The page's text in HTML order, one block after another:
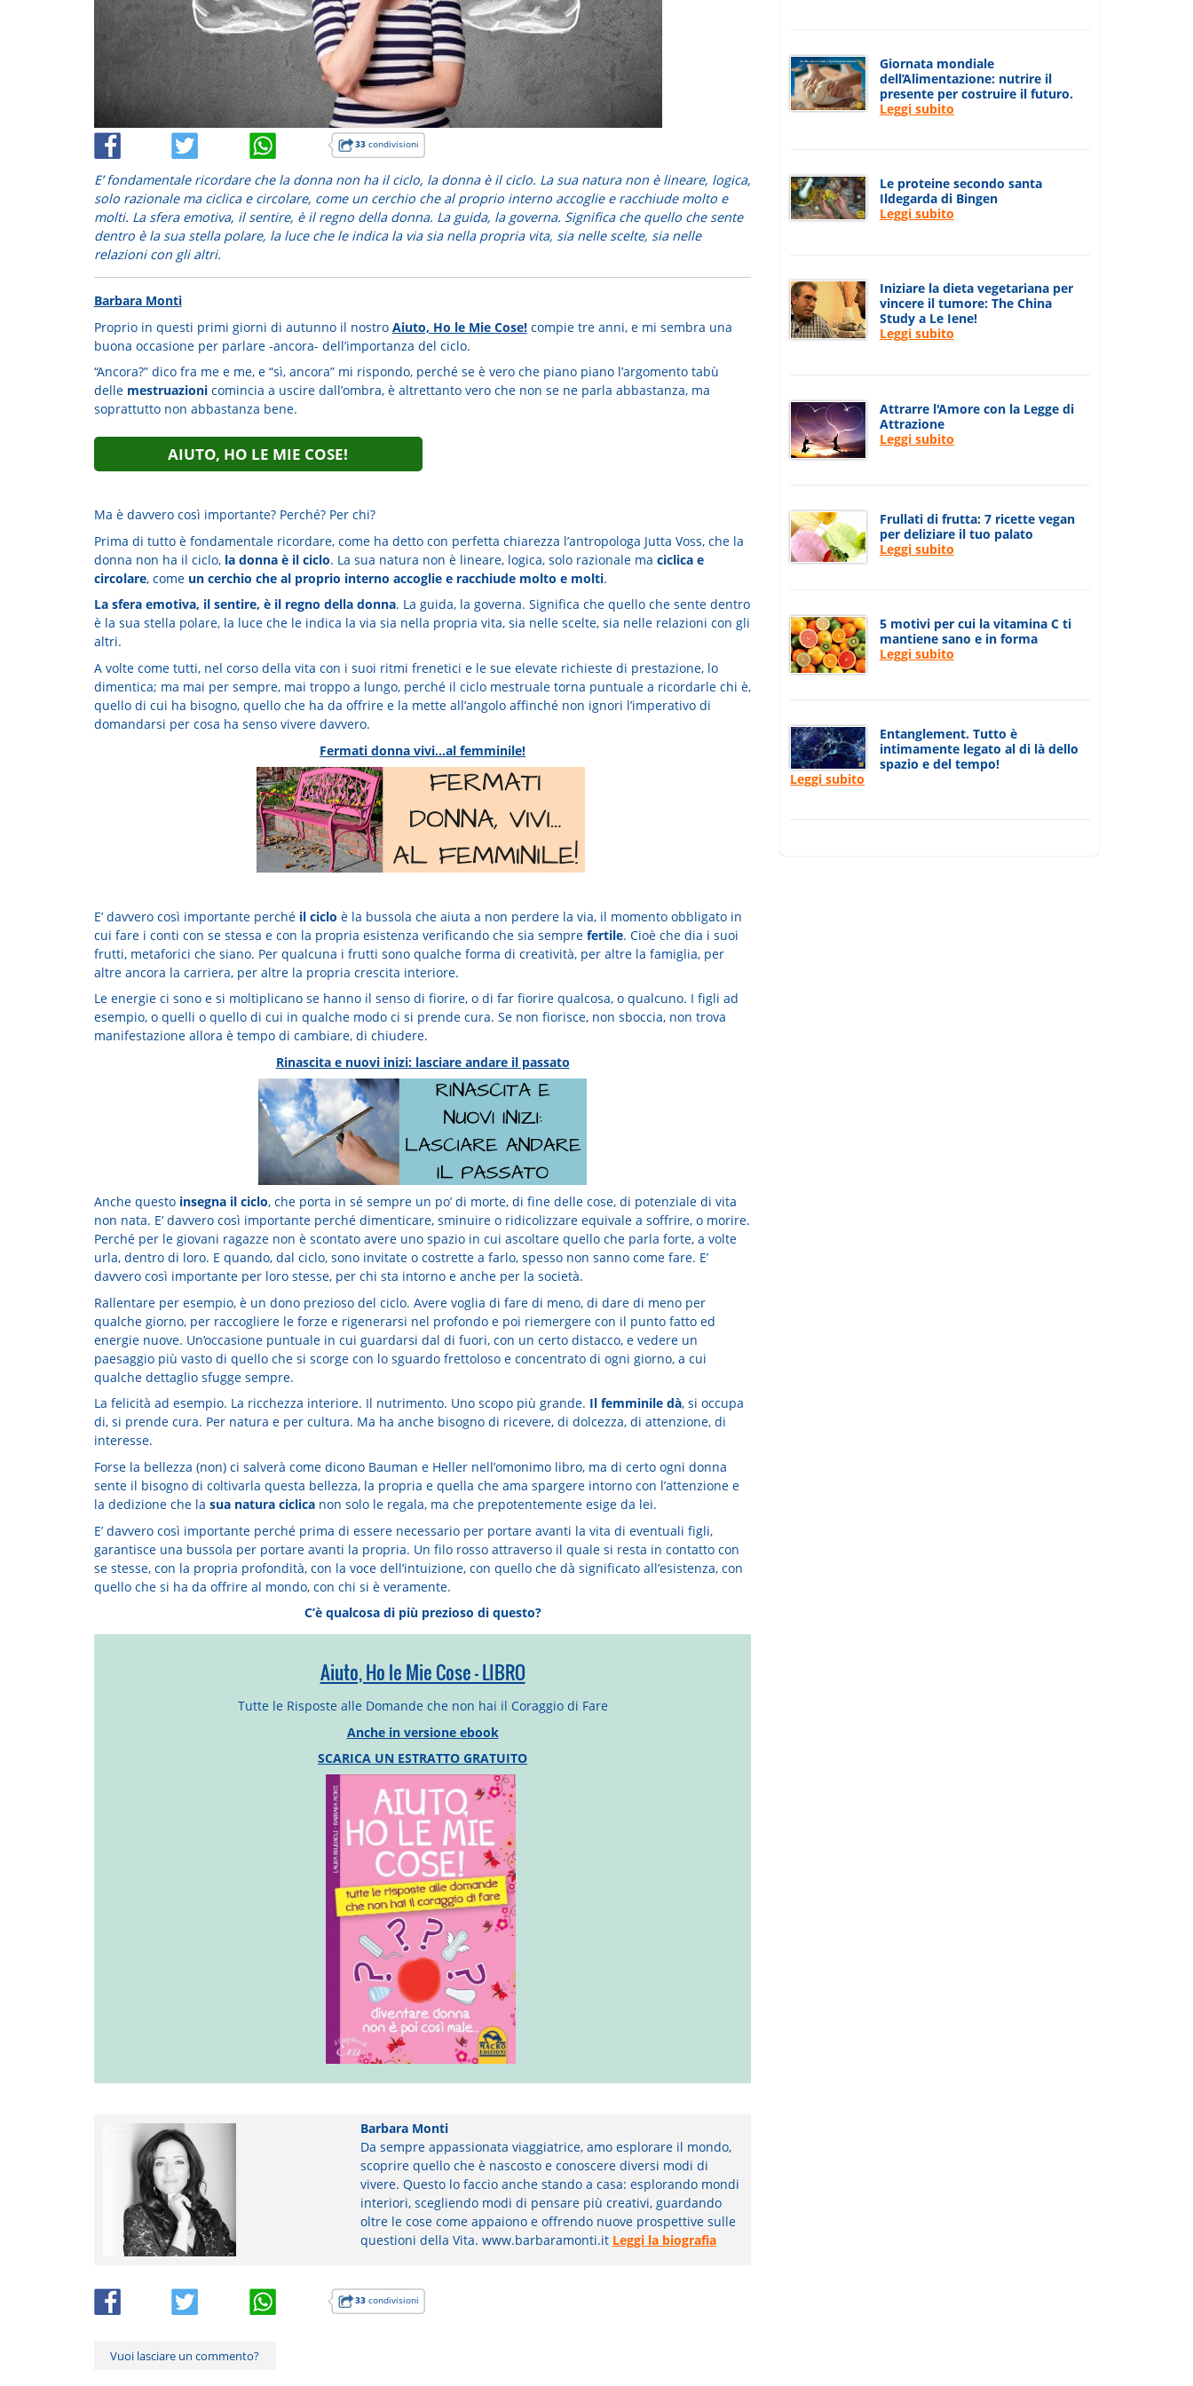
33condivisioni
E’ fondamentale ricordare che la donna non ha il ciclo, la donna è il ciclo. La sua natura non è lineare, logica,
solo razionale ma ciclica e circolare, come un cerchio che al proprio interno accoglie e racchiude molto e
molti. La sfera emotiva, il sentire, è il regno della donna. La guida, la governa. Significa che quello che sente
dentro è la sua stella polare, la luce che le indica la via sia nella propria vita, sia nelle scelte, sia nelle
relazioni con gli altri.
Barbara Monti
Proprio in questi primi giorni di autunno il nostro Aiuto, Ho le Mie Cose!compie tre anni, e mi sembra una
buona occasione per parlare -ancora- dell’importanza del ciclo.
“Ancora?” dico fra me e me, e “sì, ancora” mi rispondo, perché se è vero che piano piano l’argomento tabù
delle mestruazionicomincia a uscire dall’ombra, è altrettanto vero che non se ne parla abbastanza, ma
soprattutto non abbastanza bene.
AIUTO, HO LE MIE COSE!
Ma è davvero così importante? Perché? Per chi?
Prima di tutto è fondamentale ricordare, come ha detto con perfetta chiarezza l’antropologa Jutta Voss, che la
donna non ha il ciclo, la donna è il ciclo. La sua natura non è lineare, logica, solo razionale ma ciclica e
circolare, come un cerchio che al proprio interno accoglie e racchiude molto e molti.
La sfera emotiva, il sentire, è il regno della donna. La guida, la governa. Significa che quello che sente dentro
è la sua stella polare, la luce che le indica la via sia nella propria vita, sia nelle scelte, sia nelle relazioni con gli
altri.
A volte come tutti, nel corso della vita con i suoi ritmi frenetici e le sue elevate richieste di prestazione, lo
dimentica; ma mai per sempre, mai troppo a lungo, perché il ciclo mestruale torna puntuale a ricordarle chi è,
quello di cui ha bisogno, quello che ha da offrire e la mette all’angolo affinché non ignori l’imperativo di
domandarsi per cosa ha senso vivere davvero.
Fermati donna vivi...al femminile!
E’ davvero così importante perché il ciclo è la bussola che aiuta a non perdere la via, il momento obbligato in
cui fare i conti con se stessa e con la propria esistenza verificando che sia sempre fertile. Cioè che dia i suoi
frutti, metaforici che siano. Per qualcuna i frutti sono qualche forma di creatività, per altre la famiglia, per
altre ancora la carriera, per altre la propria crescita interiore.
Le energie ci sono e si moltiplicano se hanno il senso di fiorire, o di far fiorire qualcosa, o qualcuno. I figli ad
esempio, o quelli o quello di cui in qualche modo ci si prende cura. Se non fiorisce, non sboccia, non trova
manifestazione allora è tempo di cambiare, di chiudere.
Rinascita e nuovi inizi: lasciare andare il passato
Anche questo insegna il ciclo, che porta in sé sempre un po’ di morte, di fine delle cose, di potenziale di vita
non nata. E’ davvero così importante perché dimenticare, sminuire o ridicolizzare equivale a soffrire, o morire.
Perché per le giovani ragazze non è scontato avere uno spazio in cui ascoltare quello che parla forte, a volte
urla, dentro di loro. E quando, dal ciclo, sono invitate o costrette a farlo, spesso non sanno come fare. E’
davvero così importante per loro stesse, per chi sta intorno e anche per la società.
Rallentare per esempio, è un dono prezioso del ciclo. Avere voglia di fare di meno, di dare di meno per
qualche giorno, per raccogliere le forze e rigenerarsi nel profondo e poi riemergere con il punto fatto ed
energie nuove. Un’occasione puntuale in cui guardarsi dal di fuori, con un certo distacco, e vedere un
paesaggio più vasto di quello che si scorge con lo sguardo frettoloso e concentrato di ogni giorno, a cui
qualche dettaglio sfugge sempre.
La felicità ad esempio. La ricchezza interiore. Il nutrimento. Uno scopo più grande. Il femminile dà, si occupa
di, si prende cura. Per natura e per cultura. Ma ha anche bisogno di ricevere, di dolcezza, di attenzione, di
interesse.
Forse la bellezza (non) ci salverà come dicono Bauman e Heller nell’omonimo libro, ma di certo ogni donna
sente il bisogno di coltivarla questa bellezza, la propria e quella che ama spargere intorno con l’attenzione e
la dedizione che la sua natura ciclicanon solo le regala, ma che prepotentemente esige da lei.
E’ davvero così importante perché prima di essere necessario per portare avanti la vita di eventuali figli,
garantisce una bussola per portare avanti la propria. Un filo rosso attraverso il quale si resta in contatto con
se stesse, con la propria profondità, con la voce dell’intuizione, con quello che dà significato all’esistenza, con
quello che si ha da offrire al mondo, con chi si è veramente.
C’è qualcosa di più prezioso di questo?
Aiuto, Ho le Mie Cose - LIBRO
Tutte le Risposte alle Domande che non hai il Coraggio di Fare
Anche in versione ebook
SCARICA UN ESTRATTO GRATUITO
Barbara Monti
Da sempre appassionata viaggiatrice, amo esplorare il mondo,
scoprire quello che è nascosto e conoscere diversi modi di
vivere. Questo lo faccio anche stando a casa: esplorando mondi
interiori, scegliendo modi di pensare più creativi, guardando
oltre le cose come appaiono e offrendo nuove prospettive sulle
questioni della Vita. www.barbaramonti.it Leggi la biografia
33condivisioni
Vuoi lasciare un commento?
Giornata mondiale
dell’Alimentazione: nutrire il
presente per costruire il futuro.
Leggi subito
Le proteine secondo santa
Ildegarda di Bingen
Leggi subito
Iniziare la dieta vegetariana per
vincere il tumore: The China
Study a Le Iene!
Leggi subito
Attrarre l'Amore con la Legge di
Attrazione
Leggi subito
Frullati di frutta: 7 ricette vegan
per deliziare il tuo palato
Leggi subito
5 motivi per cui la vitamina C ti
mantiene sano e in forma
Leggi subito
Entanglement. Tutto è
intimamente legato al di là dello
spazio e del tempo!
Leggi subito